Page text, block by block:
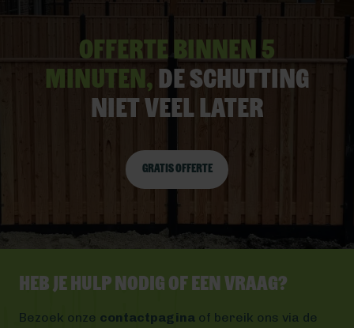
Offerte binnen 5
minuten, De schutting
niet veel later
Gratis offerte
Heb je hulp nodig of een vraag?
Bezoek onze contactpagina of bereik ons via de